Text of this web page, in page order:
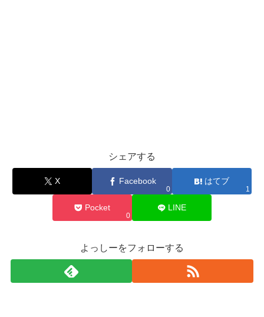
シェアする
X Facebook
0
はてブ
1
Pocket
0
LINE
よっしーをフォローする